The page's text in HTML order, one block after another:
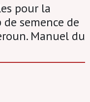
pour la
semence de
Manuel du